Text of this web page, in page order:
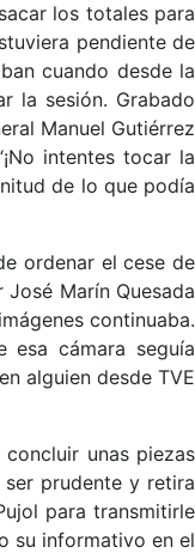
los totales para
pendiente de
cuando desde la
la sesión. Grabado
Manuel Gutiérrez
intentes tocar la
de lo que podía
ordenar el cese de
Marín Quesada
continuaba.
cámara seguía
alguien desde TVE
unas piezas
ser prudente y retira
para transmitirle
su informativo en el